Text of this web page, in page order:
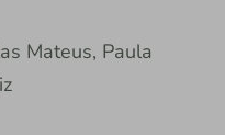
Mateus, Paula